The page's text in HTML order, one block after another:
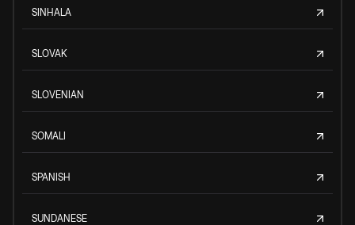
SINHALA
SLOVAK
SLOVENIAN
SOMALI
SPANISH
SUNDANESE